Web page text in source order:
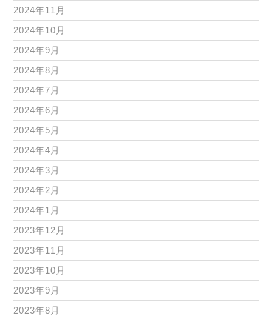
2024年11月
2024年10月
2024年9月
2024年8月
2024年7月
2024年6月
2024年5月
2024年4月
2024年3月
2024年2月
2024年1月
2023年12月
2023年11月
2023年10月
2023年9月
2023年8月